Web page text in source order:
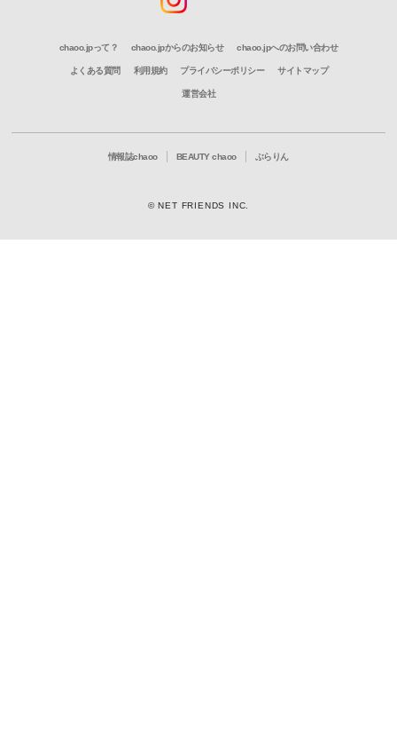
chaoo.jpって？ chaoo.jpからのお知らせ chaoo.jpへのお問い合わせ
よくある質問 利用規約 プライバシーポリシー サイトマップ
運営会社
情報誌chaoo BEAUTY chaoo ぶらりん
© NET FRIENDS INC.